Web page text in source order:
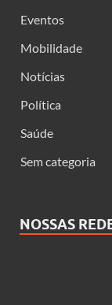
Eventos
Mobilidade
Notícias
Política
Saúde
Sem categoria
NOSSAS